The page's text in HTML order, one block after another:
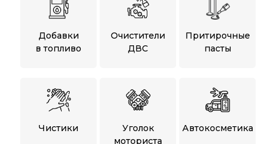
Добавки
в топливо
Очистители
ДВС
Притирочные
пасты
Чистики
Уголок
моториста
Автокосметика